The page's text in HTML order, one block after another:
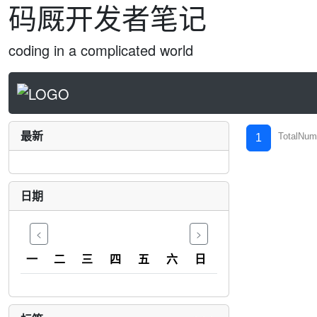
码厩开发者笔记
coding in a complicated world
最新
日期
< >
一 二 三 四 五 六 日
1